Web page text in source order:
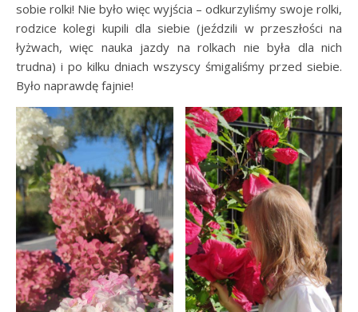
sobie rolki! Nie było więc wyjścia – odkurzyliśmy swoje rolki,
rodzice kolegi kupili dla siebie (jeździli w przeszłości na
łyżwach, więc nauka jazdy na rolkach nie była dla nich
trudna) i po kilku dniach wszyscy śmigaliśmy przed siebie.
Było naprawdę fajnie!